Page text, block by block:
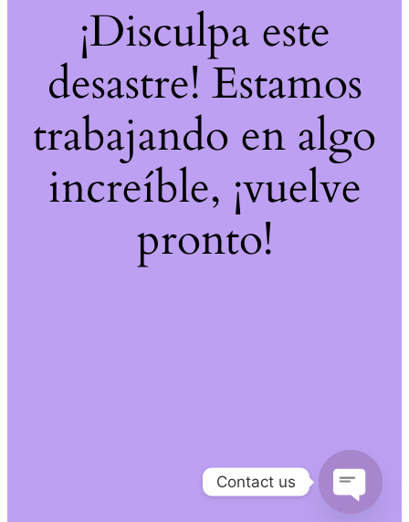
¡Disculpa este
desastre! Estamos
trabajando en algo
increíble, ¡vuelve
pronto!
Contact us